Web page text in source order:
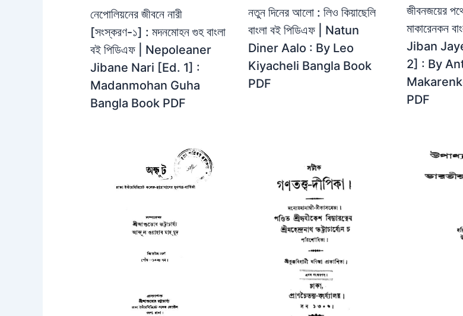
নেপোলিয়নের জীবনে নারী
[সংস্করণ-১] : মদনমোহন গুহ বাংলা
বই পিডিএফ | Nepoleaner
Jibane Nari [Ed. 1] :
Madanmohan Guha
Bangla Book PDF
নতুন দিনের আলো : লিও কিয়াছেলি
বাংলা বই পিডিএফ | Natun
Diner Aalo : By Leo
Kiyacheli Bangla Book
PDF
জীবনজয়ের
মাকারেনকন
Jiban
2] : By
PDF